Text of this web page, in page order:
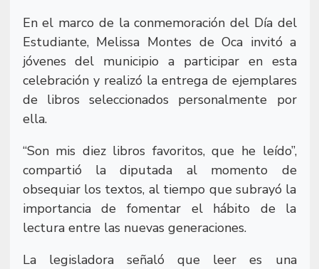
En el marco de la conmemoración del Día del
Estudiante, Melissa Montes de Oca invitó a
jóvenes del municipio a participar en esta
celebración y realizó la entrega de ejemplares
de libros seleccionados personalmente por
ella.
“Son mis diez libros favoritos, que he leído”,
compartió la diputada al momento de
obsequiar los textos, al tiempo que subrayó la
importancia de fomentar el hábito de la
lectura entre las nuevas generaciones.
La legisladora señaló que leer es una